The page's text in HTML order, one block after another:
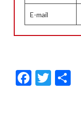
E-mail
F
ac
T
w